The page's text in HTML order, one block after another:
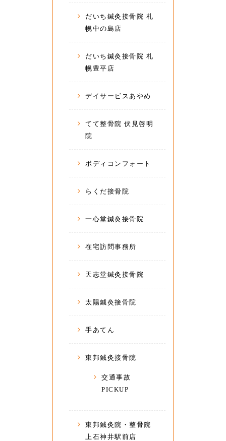
だいち鍼灸接骨院 札
幌中の島店
だいち鍼灸接骨院 札
幌豊平店
デイサービスあやめ
てて整骨院 伏見啓明
院
ボディコンフォート
らくだ接骨院
一心堂鍼灸接骨院
在宅訪問事務所
天志堂鍼灸接骨院
太陽鍼灸接骨院
手あてん
東邦鍼灸接骨院
交通事故
PICKUP
東邦鍼灸院・整骨院
上石神井駅前店